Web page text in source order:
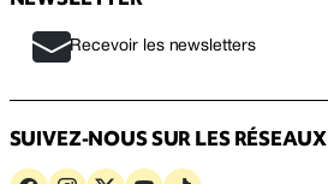
Recevoir les newsletters
SUIVEZ-NOUS SUR LES RÉSEAUX